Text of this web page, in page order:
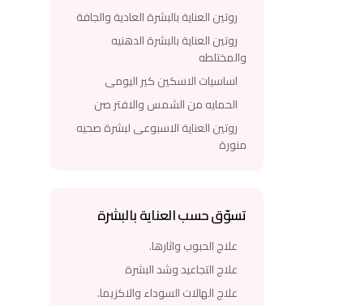
روتين العناية بالبشرة العادية والجافة
روتين العناية بالبشرة الدهنيه
والمختلطه
اساسيات الاسكين كير اليومى
الحمايه من الشمس والافتر صن
روتين العناية الاسبوعى لبشرة صحيه
منورة
تسوّق حسب العناية بالبشرة
علاج الحبوب واثارها.
علاج التجاعيد وشد البشرة
علاج الهالات السوداء والاكزيما.